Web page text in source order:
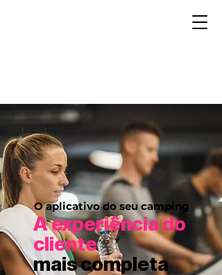
O aplicativo do seu camping
A experiência do
cliente
mais completa